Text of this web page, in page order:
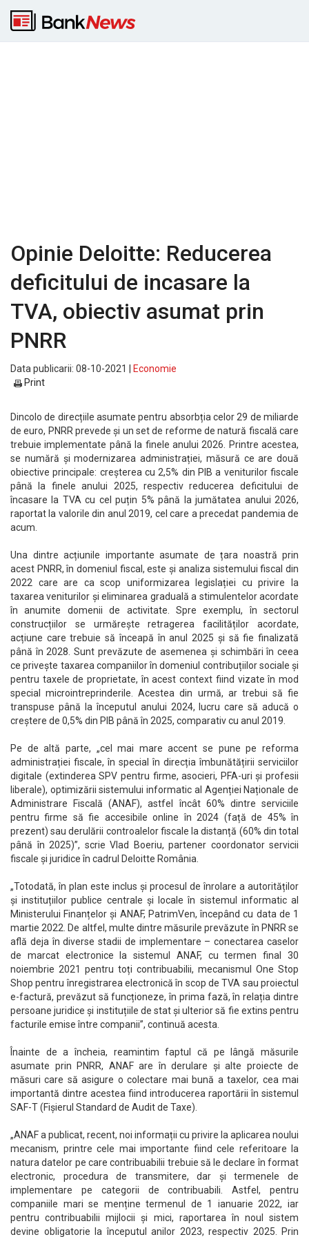
Opinie Deloitte: Reducerea
deficitului de incasare la
TVA, obiectiv asumat prin
PNRR
Data publicarii: 08-10-2021 |
Economie
Print
Dincolo de direcțiile asumate pentru absorbția celor 29 de miliarde
de euro, PNRR prevede și un set de reforme de natură fiscală care
trebuie implementate până la finele anului 2026. Printre acestea,
se numără și modernizarea administrației, măsură ce are două
obiective principale: creșterea cu 2,5% din PIB a veniturilor fiscale
până la finele anului 2025, respectiv reducerea deficitului de
încasare la TVA cu cel puțin 5% până la jumătatea anului 2026,
raportat la valorile din anul 2019, cel care a precedat pandemia de
acum.
Una dintre acțiunile importante asumate de țara noastră prin
acest PNRR, în domeniul fiscal, este și analiza sistemului fiscal din
2022 care are ca scop uniformizarea legislației cu privire la
taxarea veniturilor și eliminarea graduală a stimulentelor acordate
în anumite domenii de activitate. Spre exemplu, în sectorul
construcțiilor se urmărește retragerea facilităților acordate,
acțiune care trebuie să înceapă în anul 2025 și să fie finalizată
până în 2028. Sunt prevăzute de asemenea și schimbări în ceea
ce privește taxarea companiilor în domeniul contribuțiilor sociale și
pentru taxele de proprietate, în acest context fiind vizate în mod
special microintreprinderile. Acestea din urmă, ar trebui să fie
transpuse până la începutul anului 2024, lucru care să aducă o
creștere de 0,5% din PIB până în 2025, comparativ cu anul 2019.
Pe de altă parte, „cel mai mare accent se pune pe reforma
administrației fiscale, în special în direcția îmbunătățirii serviciilor
digitale (extinderea SPV pentru firme, asocieri, PFA-uri și profesii
liberale), optimizării sistemului informatic al Agenției Naționale de
Administrare Fiscală (ANAF), astfel încât 60% dintre serviciile
pentru firme să fie accesibile online în 2024 (față de 45% în
prezent) sau derulării controalelor fiscale la distanță (60% din total
până în 2025)”, scrie Vlad Boeriu, partener coordonator servicii
fiscale și juridice în cadrul Deloitte România.
„Totodată, în plan este inclus și procesul de înrolare a autorităților
și instituțiilor publice centrale și locale în sistemul informatic al
Ministerului Finanțelor și ANAF, PatrimVen, începând cu data de 1
martie 2022. De altfel, multe dintre măsurile prevăzute în PNRR se
află deja în diverse stadii de implementare – conectarea caselor
de marcat electronice la sistemul ANAF, cu termen final 30
noiembrie 2021 pentru toți contribuabilii, mecanismul One Stop
Shop pentru înregistrarea electronică în scop de TVA sau proiectul
e-factură, prevăzut să funcționeze, în prima fază, în relația dintre
persoane juridice și instituțiile de stat și ulterior să fie extins pentru
facturile emise între companii”, continuă acesta.
Înainte de a încheia, reamintim faptul că pe lângă măsurile
asumate prin PNRR, ANAF are în derulare și alte proiecte de
măsuri care să asigure o colectare mai bună a taxelor, cea mai
importantă dintre acestea fiind introducerea raportării în sistemul
SAF-T (Fișierul Standard de Audit de Taxe).
„ANAF a publicat, recent, noi informații cu privire la aplicarea noului
mecanism, printre cele mai importante fiind cele referitoare la
natura datelor pe care contribuabilii trebuie să le declare în format
electronic, procedura de transmitere, dar și termenele de
implementare pe categorii de contribuabili. Astfel, pentru
companiile mari se menține termenul de 1 ianuarie 2022, iar
pentru contribuabilii mijlocii și mici, raportarea în noul sistem
devine obligatorie la începutul anilor 2023, respectiv 2025. Prin